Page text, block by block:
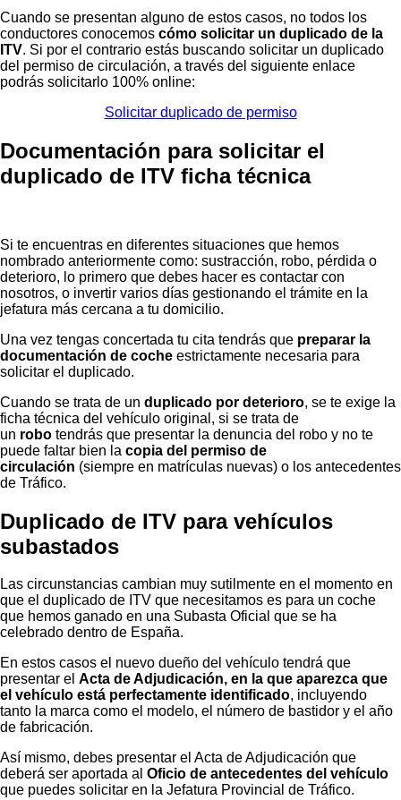
Cuando se presentan alguno de estos casos, no todos los
conductores conocemos cómo solicitar un duplicado de la
ITV. Si por el contrario estás buscando solicitar un duplicado
del permiso de circulación, a través del siguiente enlace
podrás solicitarlo 100% online:
Solicitar duplicado de permiso
Documentación para solicitar el
duplicado de ITV ficha técnica
Si te encuentras en diferentes situaciones que hemos
nombrado anteriormente como: sustracción, robo, pérdida o
deterioro, lo primero que debes hacer es contactar con
nosotros, o invertir varios días gestionando el trámite en la
jefatura más cercana a tu domicilio.
Una vez tengas concertada tu cita tendrás que preparar la
documentación de coche estrictamente necesaria para
solicitar el duplicado.
Cuando se trata de un duplicado por deterioro, se te exige la
ficha técnica del vehículo original, si se trata de
un robo tendrás que presentar la denuncia del robo y no te
puede faltar bien la copia del permiso de
circulación (siempre en matrículas nuevas) o los antecedentes
de Tráfico.
Duplicado de ITV para vehículos
subastados
Las circunstancias cambian muy sutilmente en el momento en
que el duplicado de ITV que necesitamos es para un coche
que hemos ganado en una Subasta Oficial que se ha
celebrado dentro de España.
En estos casos el nuevo dueño del vehículo tendrá que
presentar el Acta de Adjudicación, en la que aparezca que
el vehículo está perfectamente identificado, incluyendo
tanto la marca como el modelo, el número de bastidor y el año
de fabricación.
Así mismo, debes presentar el Acta de Adjudicación que
deberá ser aportada al Oficio de antecedentes del vehículo
que puedes solicitar en la Jefatura Provincial de Tráfico.